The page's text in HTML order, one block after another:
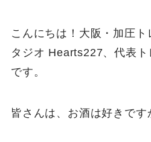
こんにちは！大阪・加圧
タジオ Hearts227、代表
です。
皆さんは、お酒は好きです